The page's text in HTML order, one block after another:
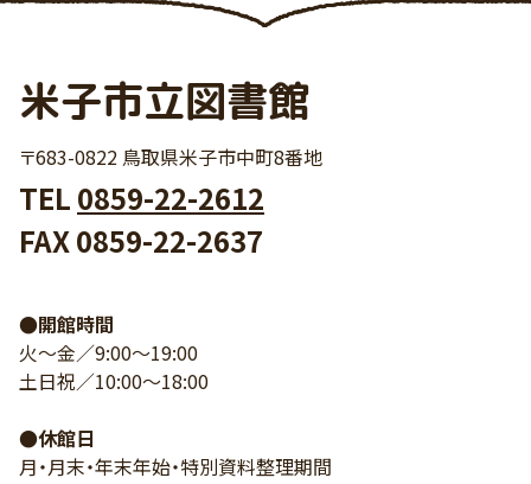
米子市立図書館
〒683-0822 鳥取県米子市中町8番地
TEL 0859-22-2612
FAX 0859-22-2637
●開館時間
火～金／9:00～19:00
土日祝／10:00～18:00
●休館日
月・月末・年末年始・特別資料整理期間